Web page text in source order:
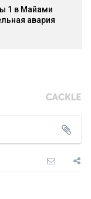
1 в Майами
авария